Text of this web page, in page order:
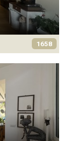
1658